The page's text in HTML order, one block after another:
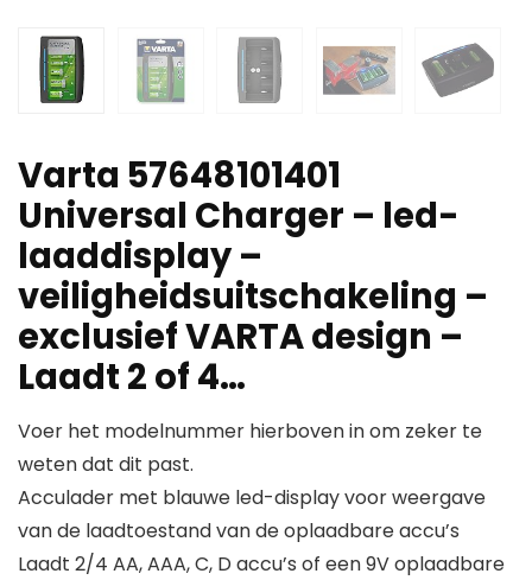
Varta 57648101401
Universal Charger – led-
laaddisplay –
veiligheidsuitschakeling –
exclusief VARTA design –
Laadt 2 of 4…
Voer het modelnummer hierboven in om zeker te
weten dat dit past.
Acculader met blauwe led-display voor weergave
van de laadtoestand van de oplaadbare accu’s
Laadt 2/4 AA, AAA, C, D accu’s of een 9V oplaadbare